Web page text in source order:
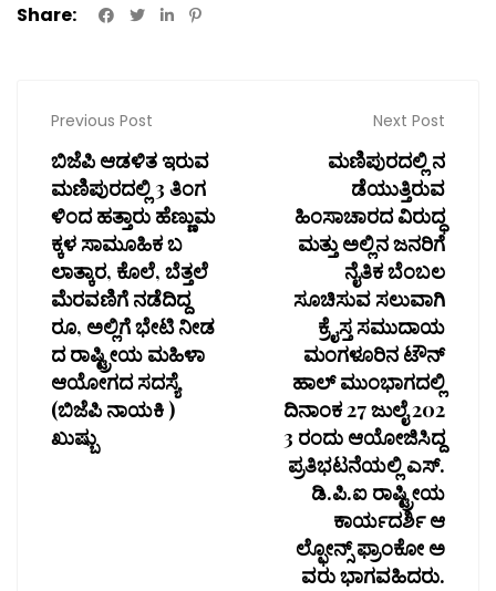
Share:
Previous Post
ಬಿಜೆಪಿ ಆಡಳಿತ ಇರುವ
ಮಣಿಪುರದಲ್ಲಿ 3 ತಿಂಗ
ಳಿಂದ ಹತ್ತಾರು ಹೆಣ್ಣುಮ
ಕ್ಕಳ ಸಾಮೂಹಿಕ ಬ
ಲಾತ್ಕಾರ, ಕೊಲೆ, ಬೆತ್ತಲೆ
ಮೆರವಣಿಗೆ ನಡೆದಿದ್ದ
ರೂ, ಅಲ್ಲಿಗೆ ಭೇಟಿ ನೀಡ
ದ ರಾಷ್ಟ್ರೀಯ ಮಹಿಳಾ
ಆಯೋಗದ ಸದಸ್ಯೆ
(ಬಿಜೆಪಿ ನಾಯಕಿ )
ಖುಷ್ಬು
Next Post
ಮಣಿಪುರದಲ್ಲಿ ನ
ಡೆಯುತ್ತಿರುವ
ಹಿಂಸಾಚಾರದ ವಿರುದ್ಧ
ಮತ್ತು ಅಲ್ಲಿನ ಜನರಿಗೆ
ನೈತಿಕ ಬೆಂಬಲ
ಸೂಚಿಸುವ ಸಲುವಾಗಿ
ಕ್ರೈಸ್ತ ಸಮುದಾಯ
ಮಂಗಳೂರಿನ ಟೌನ್
ಹಾಲ್ ಮುಂಭಾಗದಲ್ಲಿ
ದಿನಾಂಕ 27 ಜುಲೈ 202
3 ರಂದು ಆಯೋಜಿಸಿದ್ದ
ಪ್ರತಿಭಟನೆಯಲ್ಲಿ ಎಸ್.
ಡಿ.ಪಿ.ಐ ರಾಷ್ಟ್ರೀಯ
ಕಾರ್ಯದರ್ಶಿ ಆ
ಲ್ಫೋನ್ಸ್ ಫ್ರಾಂಕೋ ಅ
ವರು ಭಾಗವಹಿದರು.